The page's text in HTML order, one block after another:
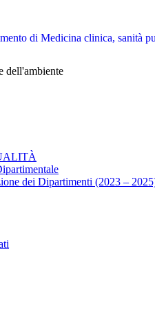
dell'ambiente
dei Dipartimenti (2023 –